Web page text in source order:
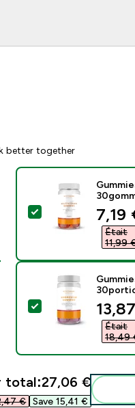
better together
Select this7,19
Était
11,99
Select this
Était
18,49
total:27,06 €‎
€‎ Save 15,41 €‎